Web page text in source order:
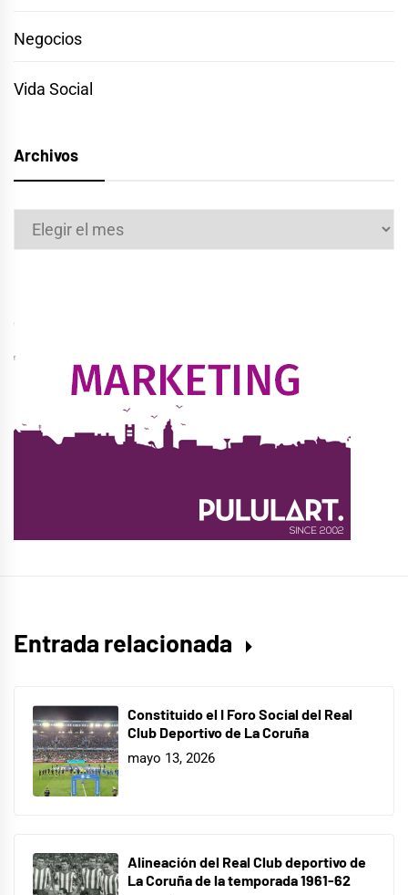
Negocios
Vida Social
Archivos
Archivos
Entrada relacionada
Constituido el I Foro Social del Real
Club Deportivo de La Coruña
mayo 13, 2026
Alineación del Real Club deportivo de
La Coruña de la temporada 1961-62